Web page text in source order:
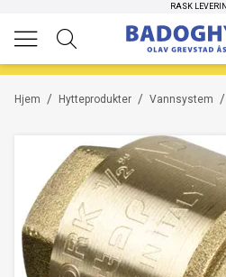
RASK
HØYKVALITETS
/
Hjem /
Hytteprodukter /
Vannsystem